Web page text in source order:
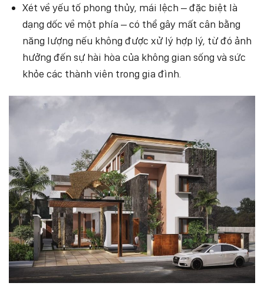
Xét về yếu tố phong thủy, mái lệch – đặc biệt là
dạng dốc về một phía – có thể gây mất cân bằng
năng lượng nếu không được xử lý hợp lý, từ đó ảnh
hưởng đến sự hài hòa của không gian sống và sức
khỏe các thành viên trong gia đình.